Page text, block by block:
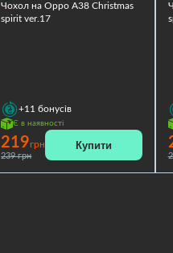
Чохол на Oppo A38 Christmas
spirit ver.17
+11 бонусів
Є в наявності
219грн
239 грн
Купити